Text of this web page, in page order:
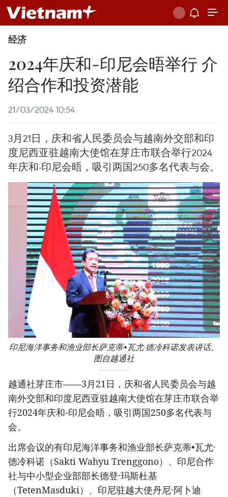
经济
2024年庆和-印尼会晤举行 介
绍合作和投资潜能
21/03/2024 10:54
3月21日，庆和省人民委员会与越南外交部和印
度尼西亚驻越南大使馆在芽庄市联合举行2024
年庆和-印尼会晤，吸引两国250多名代表与会。
印尼海洋事务和渔业部长萨克蒂•瓦尤·德冷科诺发表讲话。
图自越通社
越通社芽庄市——3月21日，庆和省人民委员会与越
南外交部和印度尼西亚驻越南大使馆在芽庄市联合举
行2024年庆和-印尼会晤，吸引两国250多名代表与
会。
出席会议的有印尼海洋事务和渔业部长萨克蒂•瓦尤·
德冷科诺（Sakti Wahyu Trenggono）、印尼合作
社与中小型企业部部长德登·玛斯杜基
（TetenMasduki）、印尼驻越大使丹尼·阿卜迪